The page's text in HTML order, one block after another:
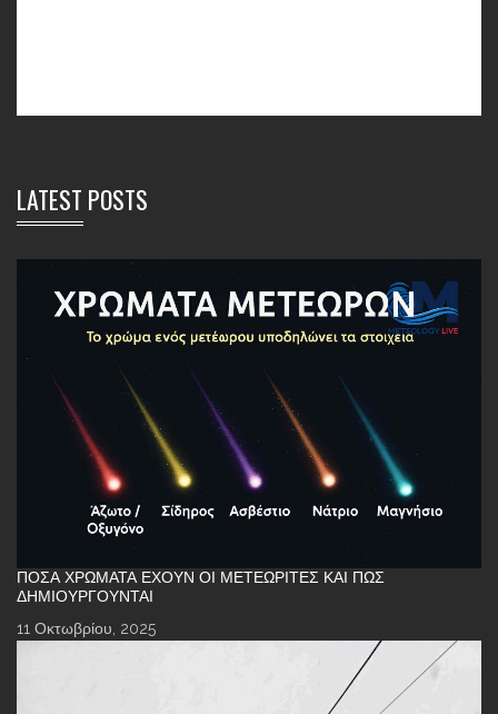
LATEST POSTS
ΠΌΣΑ ΧΡΏΜΑΤΑ ΈΧΟΥΝ ΟΙ ΜΕΤΕΩΡΊΤΕΣ ΚΑΙ ΠΏΣ
ΔΗΜΙΟΥΡΓΟΎΝΤΑΙ
11 Οκτωβρίου, 2025